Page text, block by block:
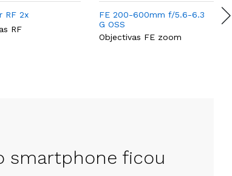
RF 2x
RF
FE 200-600mm f/5.6-6.3
G OSS
Objectivas FE zoom
smartphone ficou